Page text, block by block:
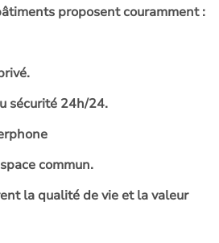
proposent couramment :
sécurité 24h/24.
commun.
la qualité de vie et la valeur